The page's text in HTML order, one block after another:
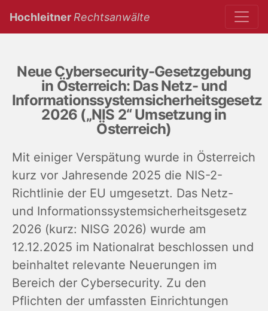
Hochleitner Rechtsanwälte
Neue Cybersecurity-Gesetzgebung
in Österreich: Das Netz- und
Informationssystemsicherheitsgesetz
2026 („NIS 2“ Umsetzung in
Österreich)
Mit einiger Verspätung wurde in Österreich
kurz vor Jahresende 2025 die NIS-2-
Richtlinie der EU umgesetzt. Das Netz-
und Informationssystemsicherheitsgesetz
2026 (kurz: NISG 2026) wurde am
12.12.2025 im Nationalrat beschlossen und
beinhaltet relevante Neuerungen im
Bereich der Cybersecurity. Zu den
Pflichten der umfassten Einrichtungen